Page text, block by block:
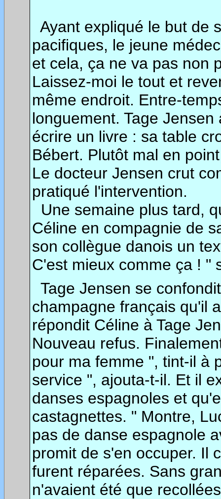
Ayant expliqué le but de
pacifiques, le jeune
et cela, ça ne va pas non
Laissez-moi le tout et
même endroit. Entre-
longuement. Tage
écrire un livre : sa table
Bébert. Plutôt mal en
Le docteur Jensen crut
pratiqué l'intervention.
Une semaine plus tard,
Céline en compagnie de
son collègue danois un
C'est mieux comme ça ! "
Tage Jensen se
champagne français qu'il
répondit Céline à Tage
Nouveau refus.
pour ma femme ", tint-il à
service ", ajouta-t-il. Et il
danses espagnoles et
castagnettes. " Montre,
pas de danse espagnole
promit de s'en occuper. Il
furent réparées. Sans
n'avaient été que